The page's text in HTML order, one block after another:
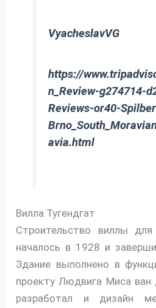
VyacheslavVG
https://
n_Review-g274714-
Reviews-or40-
avia.html
Вилла Тугендгат
Строительство виллы для
началось в 1928 и
Здание выполнено в
проекту Людвига Миса ван
разработал и дизайн